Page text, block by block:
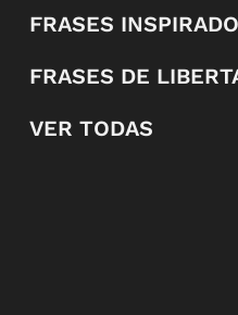
FRASES
FRASES DE
VER TODAS